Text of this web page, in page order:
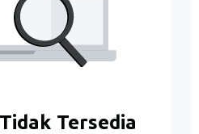
Tersedia